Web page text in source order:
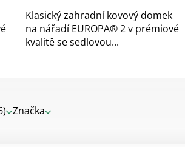
Klasický zahradní kovový domek
na nářadí EUROPA® 2 v prémiové
kvalitě se sedlovou...
Značka